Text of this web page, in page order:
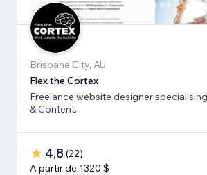
Brisbane City, AU
Flex the Cortex
Freelance website designer
& Content.
4,8 (22)
A partir de 1320 $